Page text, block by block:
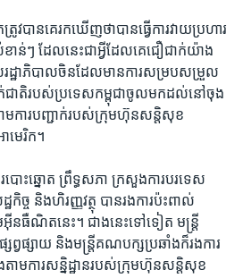
វ​បាន​គេ​រក​ឃើញ​ថា​បាន​ធ្វើ​ការ​វាយ​ប្រហារ​
ខាន់ៗ ដែល​នេះ​ជា​អ្វី​ដែល​គេ​ជឿ​ជាក់​យ៉ាង​
ស់​រដ្ឋាភិបាល​ចិន​ដែល​មាន​ការ​សម្រប​សម្រួល​
ក់​ជាតិ​របស់​ប្រទេស​កម្ពុជា​ចូល​មក​ដល់​នៅ​ចុង​
ាម​ការ​បញ្ជាក់​របស់​ក្រុមហ៊ុន​សន្តិសុខ​
េរិក។
បោះ​ឆ្នោត ព្រឹទ្ធសភា ក្រសួង​ការបរទេស
ច្ច និង​ហិរញ្ញវត្ថុ បាន​រង​ការ​ប៉ះ​ពាល់​
អ៊ីនធឺណិត​នេះ។ ជាង​នេះ​ទៅ​ទៀត មន្ត្រី​
សព្វផ្សាយ និង​មន្ត្រី​គណបក្ស​ប្រឆាំង​ក៏​រង​ការ​
ាម​ការ​សន្និដ្ឋាន​របស់​ក្រុមហ៊ុន​សន្តិសុខ​